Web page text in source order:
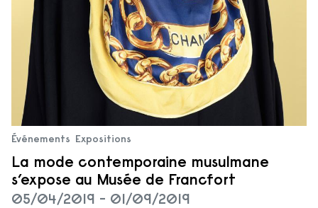
Événements Expositions
La mode contemporaine musulmane
s’expose au Musée de Francfort
05/04/2019 - 01/09/2019